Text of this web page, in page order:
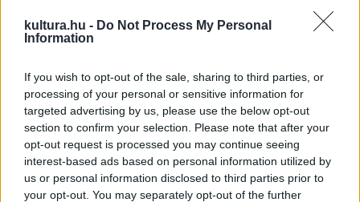
kultura.hu - Do Not Process My Personal
Information
If you wish to opt-out of the sale, sharing to third parties, or
processing of your personal or sensitive information for
targeted advertising by us, please use the below opt-out
section to confirm your selection. Please note that after your
opt-out request is processed you may continue seeing
interest-based ads based on personal information utilized by
us or personal information disclosed to third parties prior to
your opt-out. You may separately opt-out of the further
közösségi események az identitás megtartását és a
kulturális közösségépítést is támogatják.
A mintaprojekteket olyan partnerekkel együttműködésben
valósítják meg a múzeumok, mint például a Katolikus
Karitász, a miskolci Háromkő Egyesület és Vihula Mihajlo, az
Ukrajnából származó, de 2005 óta Magyarországon élő, Pro
Cultura Minoritatum Hungariae díjjal elismert gitárművész és
zenetanár, Szabolcs-Szatmár-Bereg Vármegye Területi